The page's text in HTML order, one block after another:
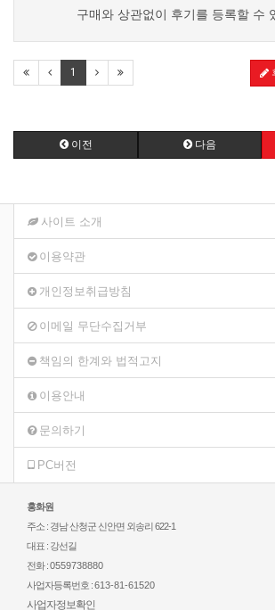
구매와 상관없이 후기를 등록할 수
1
이전 다음
사이트 소개
이용약관
개인정보취급방침
이메일 무단수집거부
책임의 한계와 법적고지
이용안내
문의하기
PC버전
홍화원
주소 : 경남 산청군 신안면 외송리 622-1
대표 : 강선길
전화 :0559738880
사업자등록번호 :613-81-61520
사업자정보확인